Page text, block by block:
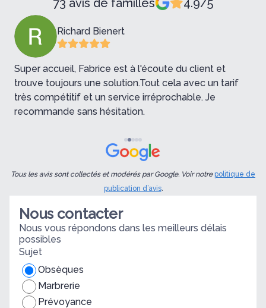
Richard Bienert
Super accueil, Fabrice est à l'écoute du client et
trouve toujours une solution.Tout cela avec un tarif
très compétitif et un service irréprochable. Je
recommande sans hésitation.
Tous les avis sont collectés et modérés par Google. Voir notrepolitique de
publication d’avis.
Nous contacter
Nous vous répondons dans les meilleurs délais
possibles
Sujet
Obsèques
Marbrerie
Prévoyance